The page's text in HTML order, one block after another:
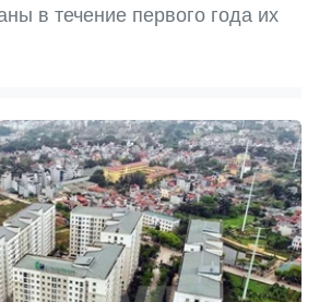
в течение первого года их